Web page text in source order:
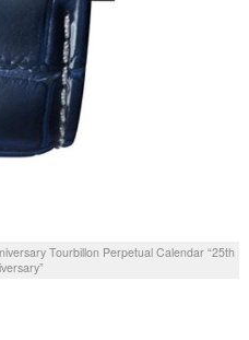
Tourbillon Perpetual Calendar “25th